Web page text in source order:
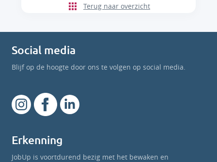
Terug naar overzicht
Social media
Blijf op de hoogte door ons te volgen op social media.
Erkenning
JobUp is voortdurend bezig met het bewaken en